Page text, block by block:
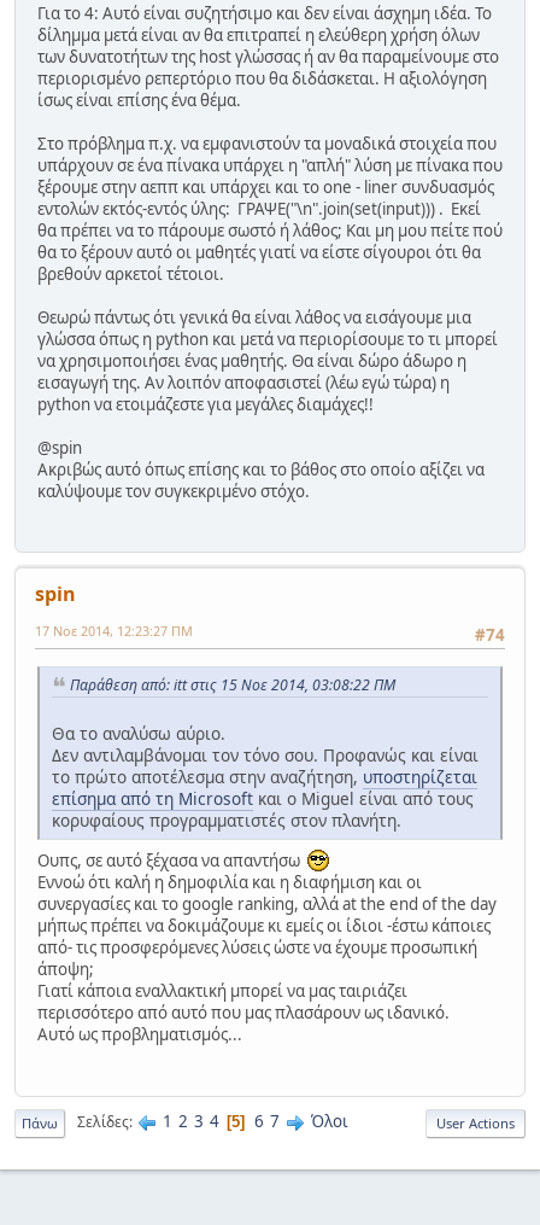
Για το 4: Αυτό είναι συζητήσιμο και δεν είναι άσχημη ιδέα. Το
δίλημμα μετά είναι αν θα επιτραπεί η ελεύθερη χρήση όλων
των δυνατοτήτων της host γλώσσας ή αν θα παραμείνουμε στο
περιορισμένο ρεπερτόριο που θα διδάσκεται. Η αξιολόγηση
ίσως είναι επίσης ένα θέμα.
Στο πρόβλημα π.χ. να εμφανιστούν τα μοναδικά στοιχεία που
υπάρχουν σε ένα πίνακα υπάρχει η "απλή" λύση με πίνακα που
ξέρουμε στην αεππ και υπάρχει και το one - liner συνδυασμός
εντολών εκτός-εντός ύλης: ΓΡΑΨΕ("\n".join(set(input))) . Εκεί
θα πρέπει να το πάρουμε σωστό ή λάθος; Και μη μου πείτε πού
θα το ξέρουν αυτό οι μαθητές γιατί να είστε σίγουροι ότι θα
βρεθούν αρκετοί τέτοιοι.
Θεωρώ πάντως ότι γενικά θα είναι λάθος να εισάγουμε μια
γλώσσα όπως η python και μετά να περιορίσουμε το τι μπορεί
να χρησιμοποιήσει ένας μαθητής. Θα είναι δώρο άδωρο η
εισαγωγή της. Αν λοιπόν αποφασιστεί (λέω εγώ τώρα) η
python να ετοιμάζεστε για μεγάλες διαμάχες!!
@spin
Ακριβώς αυτό όπως επίσης και το βάθος στο οποίο αξίζει να
καλύψουμε τον συγκεκριμένο στόχο.
spin
#74
17 Νοε 2014, 12:23:27 ΠΜ
Παράθεση από: itt στις 15 Νοε 2014, 03:08:22 ΠΜ
Θα το αναλύσω αύριο.
Δεν αντιλαμβάνομαι τον τόνο σου. Προφανώς και είναι
το πρώτο αποτέλεσμα στην αναζήτηση, υποστηρίζεται
επίσημα από τη Microsoft και ο Miguel είναι από τους
κορυφαίους προγραμματιστές στον πλανήτη.
Ουπς, σε αυτό ξέχασα να απαντήσω
Εννοώ ότι καλή η δημοφιλία και η διαφήμιση και οι
συνεργασίες και το google ranking, αλλά at the end of the day
μήπως πρέπει να δοκιμάζουμε κι εμείς οι ίδιοι -έστω κάποιες
από- τις προσφερόμενες λύσεις ώστε να έχουμε προσωπική
άποψη;
Γιατί κάποια εναλλακτική μπορεί να μας ταιριάζει
περισσότερο από αυτό που μας πλασάρουν ως ιδανικό.
Αυτό ως προβληματισμός...
Πάνω Σελίδες 1 2 3 4 5 6 7 Όλοι User Actions